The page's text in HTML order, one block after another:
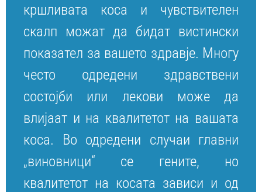
кршливата коса и чувствителен
скалп можат да бидат вистински
показател за вашето здравје. Многу
често одредени здравствени
состојби или лекови може да
влијаат и на квалитетот на вашата
коса. Во одредени случаи главни
„виновници“ се гените, но
квалитетот на косата зависи и од